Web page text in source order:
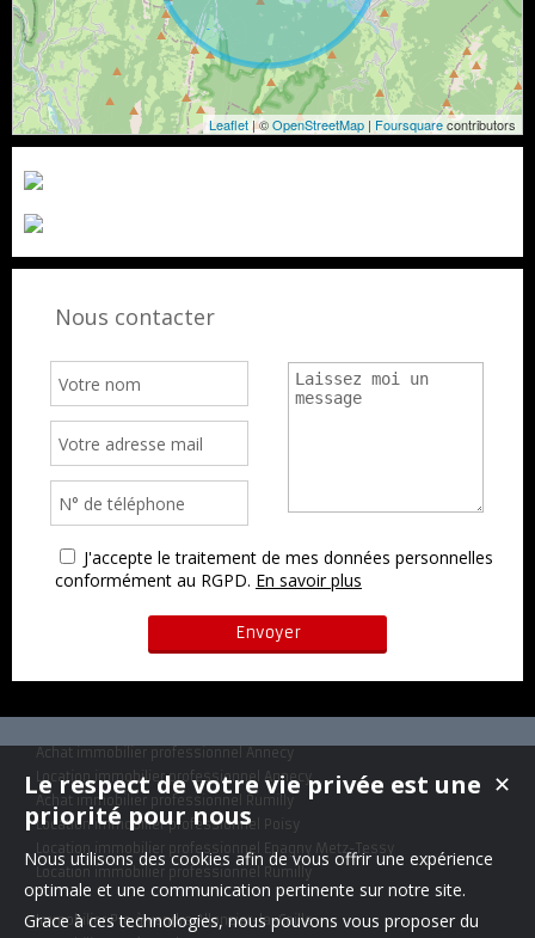
Leaflet| ©OpenStreetMap | Foursquarecontributors
Nous contacter
J'accepte le traitement de mes données personnelles
conformément au RGPD. En savoir plus
Achat immobilier professionnel Annecy
Location immobilier professionnel Annecy
Achat immobilier professionnel Rumilly
Location immobilier professionnel Poisy
Location immobilier professionnel Epagny Metz-Tessy
Location immobilier professionnel Rumilly
Immobilier Pro à vendre Allonzier-la-Caille
✕
Le respect de votre vie privée est une
priorité pour nous
Nous utilisons des cookies afin de vous offrir une expérience
optimale et une communication pertinente sur notre site.
Grace à ces technologies, nous pouvons vous proposer du